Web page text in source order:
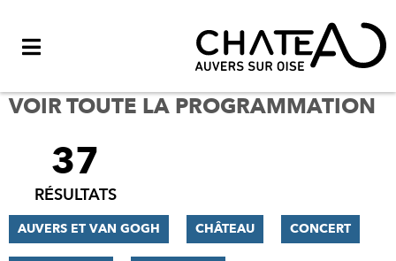
VOIR TOUTE LA PROGRAMMATION
FILTRER
RÉSULTATS
37
RÉSULTATS
AUVERS ET VAN GOGH CHÂTEAU CONCERT